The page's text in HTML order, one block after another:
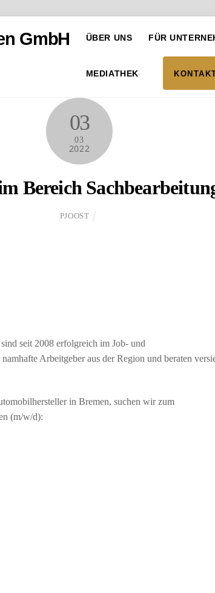
ÜBER UNS FÜR
MEDIATHEK
03
03
2022
Bereich
PJOOST
seit 2008 erfolgreich im Job- und
Arbeitgeber aus der Region und beraten
in Bremen, suchen wir zum
(m/w/d):